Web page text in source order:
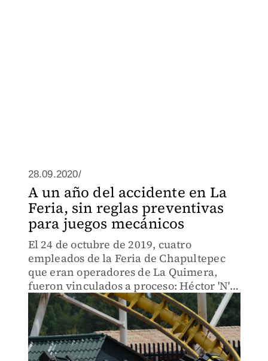
28.09.2020/
A un año del accidente en La
Feria, sin reglas preventivas
para juegos mecánicos
El 24 de octubre de 2019, cuatro
empleados de la Feria de Chapultepec
que eran operadores de La Quimera,
fueron vinculados a proceso: Héctor 'N',
Alejandro 'N', Ernesto 'N' y José Armando
'N', por los delitos de homicidio y
lesiones dolosas.